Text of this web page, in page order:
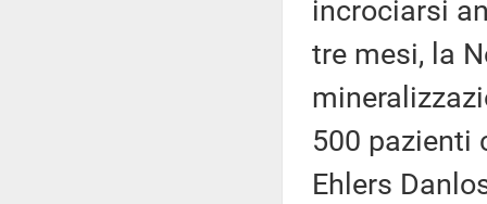
incrociarsi
tre mesi, la
500 pazienti
Ehlers